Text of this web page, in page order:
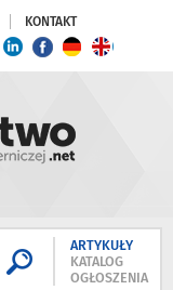
KONTAKT
ARTYKUŁY
KATALOG
OGŁOSZENIA